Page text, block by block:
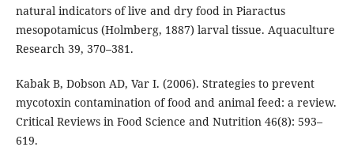
natural indicators of live and dry food in Piaractus
mesopotamicus (Holmberg, 1887) larval tissue. Aquaculture
Research 39, 370–381.
Kabak B, Dobson AD, Var I. (2006). Strategies to prevent
mycotoxin contamination of food and animal feed: a review.
Critical Reviews in Food Science and Nutrition 46(8): 593–
619.